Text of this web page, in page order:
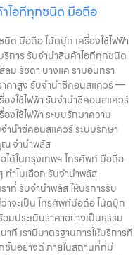
ไอทีทุกชนิด มือถือ
ด มือถือ โน้ตบุ๊ก เครื่องใช้ไฟฟ้า
การ รับจำนำสินค้าไอทีทุกชนิด
ม รัชดา บางแค รามอินทรา
าคาสูง รับจำนำซีคอนสแควร์ —
งใช้ไฟฟ้า รับจำนำซีคอนสแควร์
งใช้ไฟฟ้า ระบบรักษาความ
นำซีคอนสแควร์ ระบบรักษา
จำนำพลัส
ด้ในกรุงเทพฯ โทรศัพท์ มือถือ
ทำไมเลือก รับจำนำพลัส
ที่ รับจำนำพลัส ให้บริการรับ
จะเป็น โทรศัพท์มือถือ โน้ตบุ๊ก
มประเมินราคาอย่างเป็นธรรม
าที เรามีมาตรฐานการให้บริการที่
ชิ้นอย่างดี ภายในสถานที่ที่มี